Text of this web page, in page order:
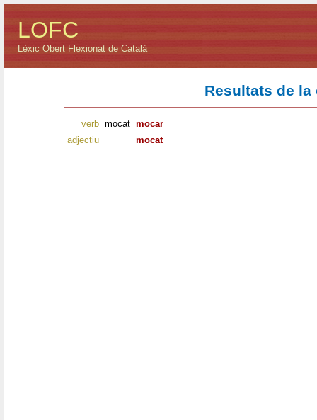
LOFC
Lèxic Obert Flexionat de Català
Resultats de la
verb mocat mocar
adjectiu
mocat